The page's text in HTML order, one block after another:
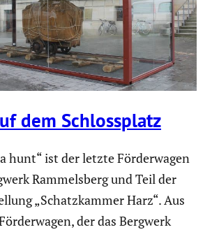
dem Schloss­platz
hunt“ ist der letzte Förder­wagen
Rammels­berg und Teil der
„Schatz­kammer Harz“. Aus
der das Bergwerk